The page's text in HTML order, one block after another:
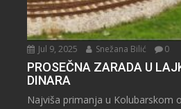
Jul 9, 2025 Snežana Bilić 0
PROSEČNA ZARADA U
DINARA
Najviša primanja u Kolubarskom